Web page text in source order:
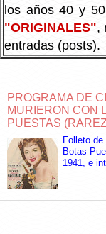
los años 40 y
"ORIGINALES",
entradas (posts).
PROGRAMA DE
MURIERON CON
PUESTAS
Folleto
Botas
1941, e